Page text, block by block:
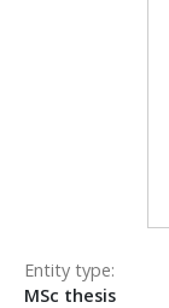
Entity type
MSc thesis